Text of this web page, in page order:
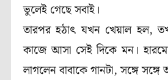
ভুলেই গেছে সবাই।
তারপর হঠাৎ যখন খেয়াল হল,
কাজে আসা সেই দিকে মন।
লাগলেন বাবাকে গানটা, সঙ্গে